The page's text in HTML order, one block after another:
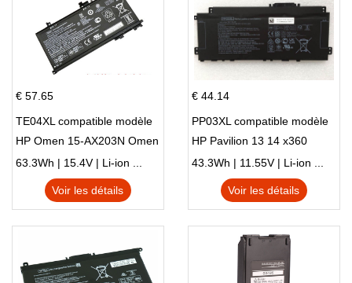
€ 57.65
TE04XL compatible modèle
HP Omen 15-AX203N Omen
15 Series Pavilion 15 Series
63.3Wh | 15.4V | Li-ion ...
Voir les détails
€ 44.14
PP03XL compatible modèle
HP Pavilion 13 14 x360
L83388-AC1 L83388-421
HSTNN-LB8S M01118-421
M01144-005 13-BB 14-DV
43.3Wh | 11.55V | Li-ion ...
Voir les détails